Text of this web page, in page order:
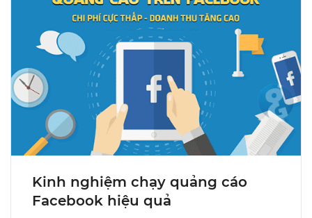
Kinh nghiệm chạy quảng cáo
Facebook hiệu quả